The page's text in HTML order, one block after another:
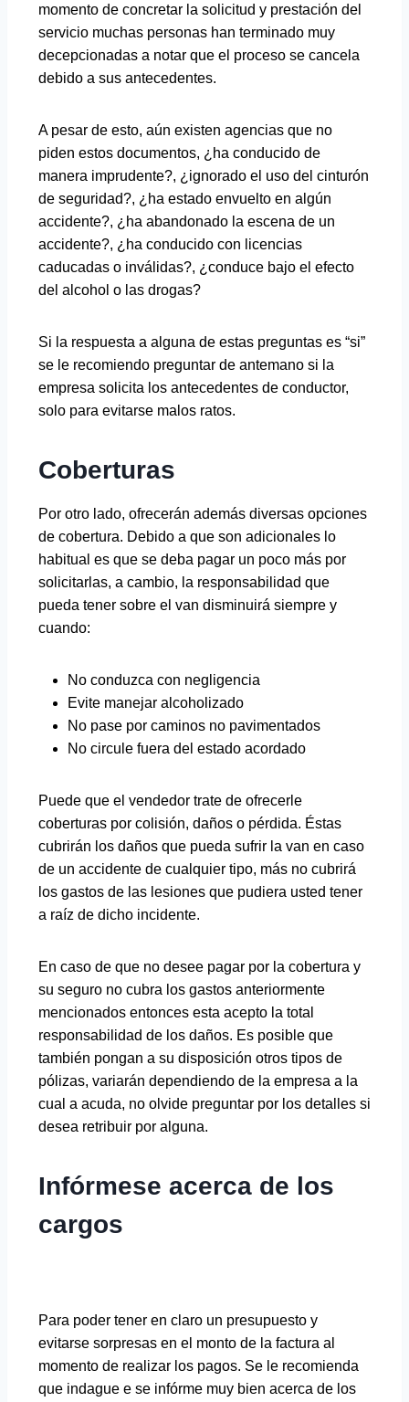
momento de concretar la solicitud y prestación del
servicio muchas personas han terminado muy
decepcionadas a notar que el proceso se cancela
debido a sus antecedentes.
A pesar de esto, aún existen agencias que no
piden estos documentos, ¿ha conducido de
manera imprudente?, ¿ignorado el uso del cinturón
de seguridad?, ¿ha estado envuelto en algún
accidente?, ¿ha abandonado la escena de un
accidente?, ¿ha conducido con licencias
caducadas o inválidas?, ¿conduce bajo el efecto
del alcohol o las drogas?
Si la respuesta a alguna de estas preguntas es “si”
se le recomiendo preguntar de antemano si la
empresa solicita los antecedentes de conductor,
solo para evitarse malos ratos.
Coberturas
Por otro lado, ofrecerán además diversas opciones
de cobertura. Debido a que son adicionales lo
habitual es que se deba pagar un poco más por
solicitarlas, a cambio, la responsabilidad que
pueda tener sobre el van disminuirá siempre y
cuando:
No conduzca con negligencia
Evite manejar alcoholizado
No pase por caminos no pavimentados
No circule fuera del estado acordado
Puede que el vendedor trate de ofrecerle
coberturas por colisión, daños o pérdida. Éstas
cubrirán los daños que pueda sufrir la van en caso
de un accidente de cualquier tipo, más no cubrirá
los gastos de las lesiones que pudiera usted tener
a raíz de dicho incidente.
En caso de que no desee pagar por la cobertura y
su seguro no cubra los gastos anteriormente
mencionados entonces esta acepto la total
responsabilidad de los daños. Es posible que
también pongan a su disposición otros tipos de
pólizas, variarán dependiendo de la empresa a la
cual a acuda, no olvide preguntar por los detalles si
desea retribuir por alguna.
Infórmese acerca de los
cargos
Para poder tener en claro un presupuesto y
evitarse sorpresas en el monto de la factura al
momento de realizar los pagos. Se le recomienda
que indague e se infórme muy bien acerca de los